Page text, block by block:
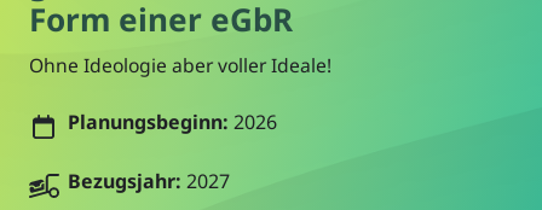
Form einer eGbR
Ohne Ideologie aber voller Ideale!
Planungsbeginn: 2026
Bezugsjahr: 2027